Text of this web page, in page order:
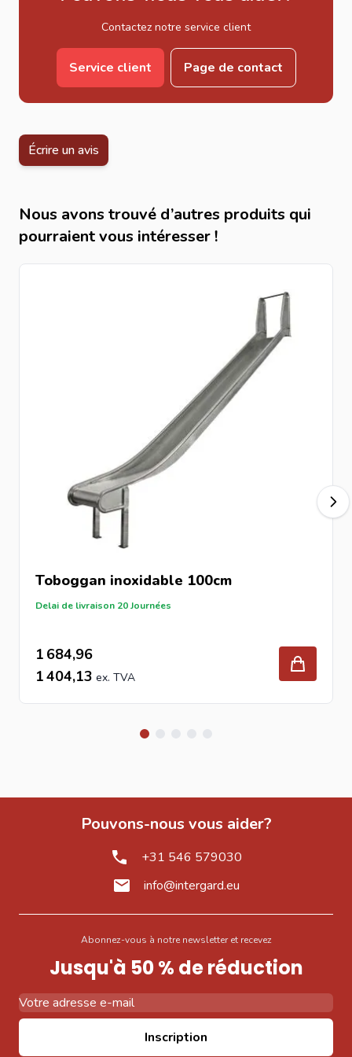
Contactez notre service client
Service client Page de contact
Écrire un avis
Nous avons trouvé d’autres produits qui
pourraient vous intéresser !
Toboggan inoxidable 100cm
Delai de livraison 20 Journées
1 684,96
1 404,13
Pouvons-nous vous aider?
+31 546 579030
info@intergard.eu
Abonnez-vous à notre newsletter et recevez
Jusqu'à 50 % de réduction
Inscription